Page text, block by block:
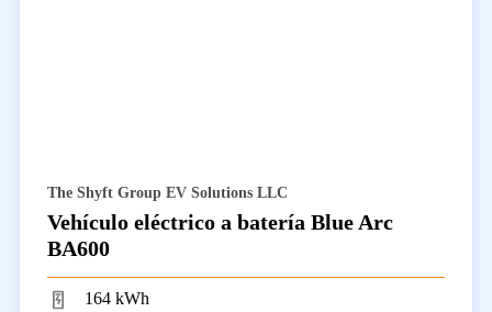
The Shyft Group EV Solutions LLC
Vehículo eléctrico a batería Blue Arc
BA600
164 kWh